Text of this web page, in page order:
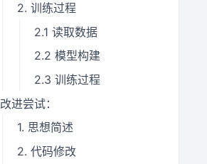
2. 训练过程
2.1 读取数据
2.2 模型构建
2.3 训练过程
改进尝试：
1. 思想简述
2. 代码修改